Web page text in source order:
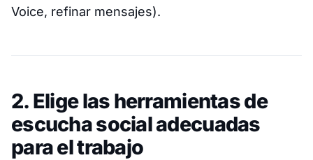
Voice, refinar mensajes).
2. Elige las herramientas de
escucha social adecuadas
para el trabajo